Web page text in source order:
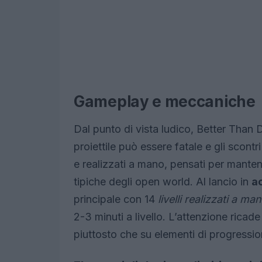
Gameplay e meccaniche
Dal punto di vista ludico, Better Than
proiettile può essere fatale e gli
e realizzati a mano, pensati per
tipiche degli open world. Al lancio in
principale con 14 livelli realizzati a
2-3 minuti a livello. L’attenzione ricade
piuttosto che su elementi di